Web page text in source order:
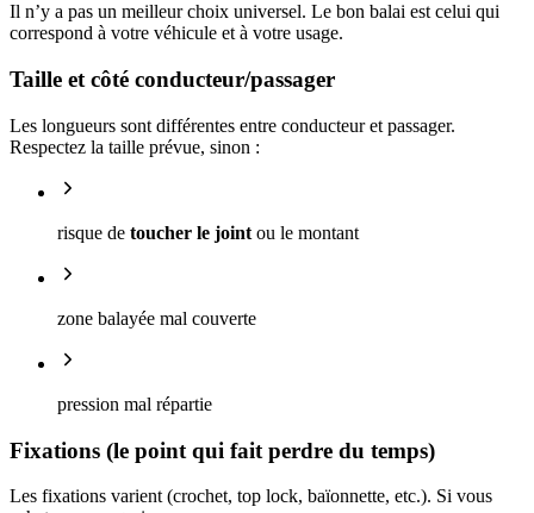
Il n’y a pas un meilleur choix universel. Le bon balai est celui qui
correspond à votre véhicule et à votre usage.
Taille et côté conducteur/passager
Les longueurs sont différentes entre conducteur et passager.
Respectez la taille prévue, sinon :
risque de toucher le joint ou le montant
zone balayée mal couverte
pression mal répartie
Fixations (le point qui fait perdre du temps)
Les fixations varient (crochet, top lock, baïonnette, etc.). Si vous